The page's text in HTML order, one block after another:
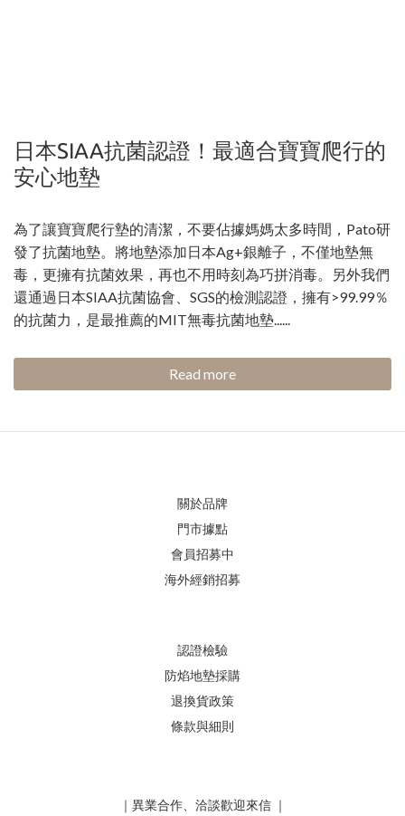
日本SIAA抗菌認證！最適合寶寶爬行的
安心地墊
為了讓寶寶爬行墊的清潔，不要佔據媽媽太多時間，Pato研
發了抗菌地墊。將地墊添加日本Ag+銀離子，不僅地墊無
毒，更擁有抗菌效果，再也不用時刻為巧拼消毒。另外我們
還通過日本SIAA抗菌協會、SGS的檢測認證，擁有>99.99％
的抗菌力，是最推薦的MIT無毒抗菌地墊......
Read more
關於品牌
門市據點
會員招募中
海外經銷招募
認證檢驗
防焰地墊採購
退換貨政策
條款與細則
｜異業合作、洽談歡迎來信 ｜